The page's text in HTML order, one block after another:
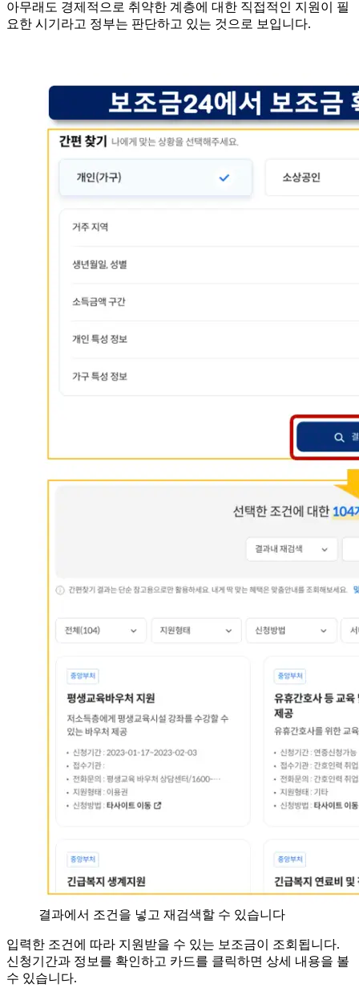
아무래도 경제적으로 취약한 계층에 대한 직접적인 지원이 필
요한 시기라고 정부는 판단하고 있는 것으로 보입니다.
결과에서 조건을 넣고 재검색할 수 있습니다
입력한 조건에 따라 지원받을 수 있는 보조금이 조회됩니다.
신청기간과 정보를 확인하고 카드를 클릭하면 상세 내용을 볼
수 있습니다.